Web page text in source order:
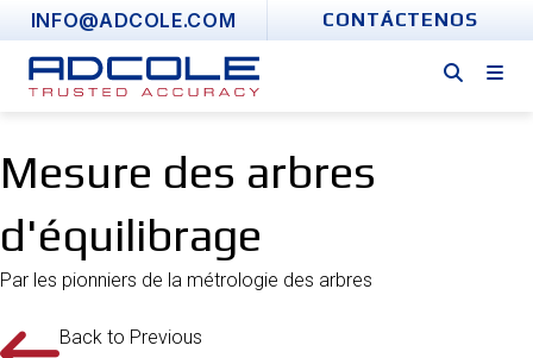
Skip
to
content
INFO@ADCOLE.COM CONTÁCTENOS
Mesure des arbres
d'équilibrage
Par les pionniers de la métrologie des arbres
Back to Previous